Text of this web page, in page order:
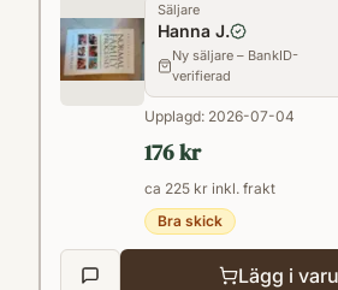
Säljare
Hanna J.
Ny säljare – BankID-
verifierad
Upplagd: 2026-07-04
176 kr
ca 225 kr inkl. frakt
Bra skick
Lägg i